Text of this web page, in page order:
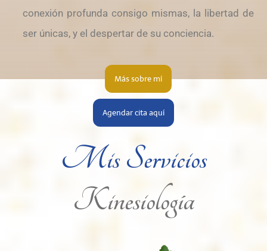
conexión profunda consigo mismas, la libertad de
ser únicas, y el despertar de su conciencia.
Más sobre mí
Agendar cita aquí
Mis Servicios
Kinesiología